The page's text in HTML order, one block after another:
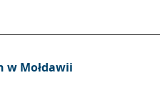
w Mołdawii